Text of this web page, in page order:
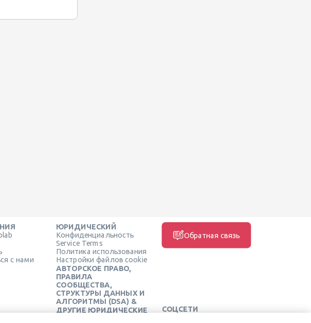
с нами
ЮРИДИЧЕСКИЙ
Конфиденциальность
Service Terms
Политика использования
Настройки файлов cookie
АВТОРСКОЕ ПРАВО,
ПРАВИЛА
СООБЩЕСТВА,
СТРУКТУРЫ ДАННЫХ И
АЛГОРИТМЫ (DSA) &
ДРУГИЕ ЮРИДИЧЕСКИЕ
Обратная связь
СОЦСЕТИ